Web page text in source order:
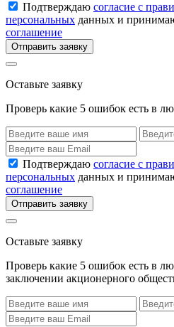
Подтверждаю согласие с
персональных данных и
соглашение
Отправить заявку
Оставьте заявку
Проверь какие 5 ошибок есть в
Подтверждаю согласие с
персональных данных и
соглашение
Отправить заявку
Оставьте заявку
Проверь какие 5 ошибок есть в
заключении акционерного